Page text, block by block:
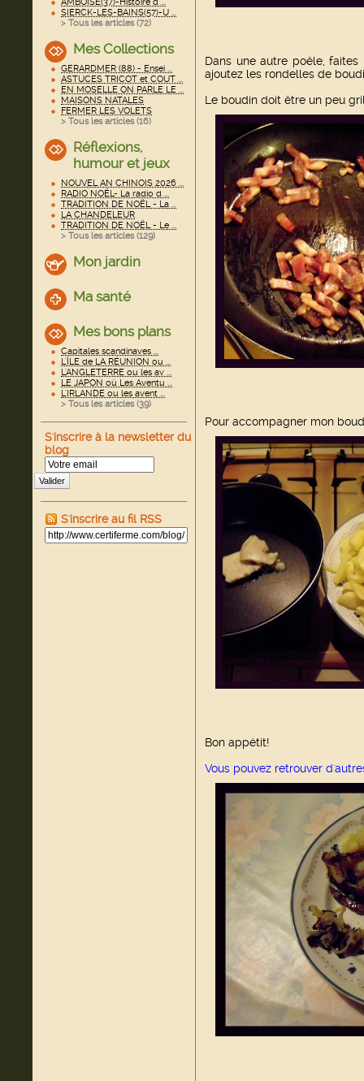
SIERCK-LES-BAINS(57)-U ...
> Tous les articles (72)
Mes Collections
GERARDMER (88) - Ensei ...
ASTUCES TRICOT et COUT ...
EN MOSELLE ON PARLE LE ...
MAISONS NATALES
FERMER LES VOLETS
> Tous les articles (16)
Réflexions,
humour et jeux
NOUVEL AN CHINOIS 2026 ...
RADIO NOËL- La radio d ...
TRADITION DE NOËL - La ...
LA CHANDELEUR
TRADITION DE NOËL - Le ...
> Tous les articles (129)
Mon jardin
Ma santé
Mes bons plans
Capitales scandinaves ...
L'ÎLE de LA RÉUNION ou ...
L'ANGLETERRE ou les av ...
LE JAPON où Les Aventu ...
L'IRLANDE ou les avent ...
> Tous les articles (39)
S'inscrire à la newsletter du
blog
Valider
S'inscrire au fil RSS
Dans une autre poêle,
ajoutez les rondelles de
Le boudin doit être un peu
Pour accompagner mon
Bon appétit!
Vous pouvez retrouver